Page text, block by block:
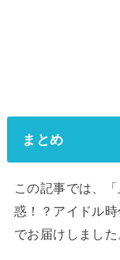
まとめ
この記事では、
惑！？アイドル
でお届けしました